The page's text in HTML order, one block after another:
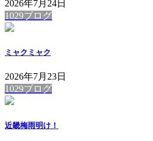
2026年7月24日
1029ブログ
ミャクミャク
2026年7月23日
1029ブログ
近畿梅雨明け！